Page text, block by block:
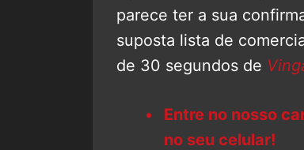
parece ter a sua
suposta lista de
de 30 segundos de
Entre no nosso
no seu celular!